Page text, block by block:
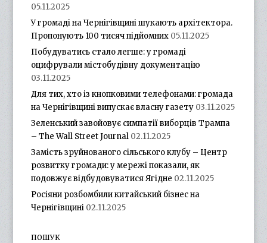
05.11.2025
У громаді на Чернігівщині шукають архітектора.
Пропонують 100 тисяч підйомних 05.11.2025
Побудуватись стало легше: у громаді
оцифрували містобудівну документацію
03.11.2025
Для тих, хто із кнопковими телефонами: громада
на Чернігівщині випускає власну газету 03.11.2025
Зеленський завойовує симпатії виборців Трампа
– The Wall Street Journal 02.11.2025
Замість зруйнованого сільського клубу – Центр
розвитку громади: у мережі показали, як
подовжує відбудовуватися Ягідне 02.11.2025
Росіяни розбомбили китайський бізнес на
Чернігівщині 02.11.2025
ПОШУК